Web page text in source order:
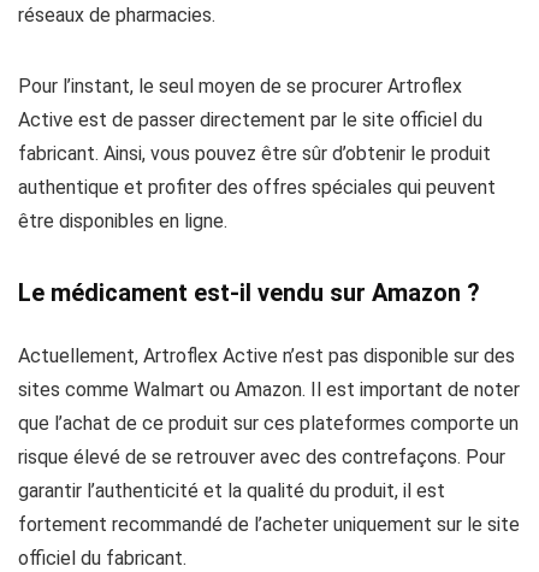
réseaux de pharmacies.
Pour l’instant, le seul moyen de se procurer Artroflex
Active est de passer directement par le site officiel du
fabricant. Ainsi, vous pouvez être sûr d’obtenir le produit
authentique et profiter des offres spéciales qui peuvent
être disponibles en ligne.
Le médicament est-il vendu sur Amazon ?
Actuellement, Artroflex Active n’est pas disponible sur des
sites comme Walmart ou Amazon. Il est important de noter
que l’achat de ce produit sur ces plateformes comporte un
risque élevé de se retrouver avec des contrefaçons. Pour
garantir l’authenticité et la qualité du produit, il est
fortement recommandé de l’acheter uniquement sur le site
officiel du fabricant.